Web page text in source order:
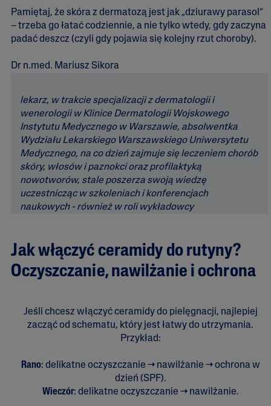
Pamiętaj, że skóra z dermatozą jest jak „dziurawy parasol”
– trzeba go łatać codziennie, a nie tylko wtedy, gdy zaczyna
padać deszcz (czyli gdy pojawia się kolejny rzut choroby).
Dr n.med. Mariusz Sikora
lekarz, w trakcie specjalizacji z dermatologii i
wenerologii w Klinice Dermatologii Wojskowego
Instytutu Medycznego w Warszawie, absolwentka
Wydziału Lekarskiego Warszawskiego Uniwersytetu
Medycznego, na co dzień zajmuje się leczeniem chorób
skóry, włosów i paznokci oraz profilaktyką
nowotworów, stale poszerza swoją wiedzę
uczestnicząc w szkoleniach i konferencjach
naukowych - również w roli wykładowcy
Jak włączyć ceramidy do rutyny?
Oczyszczanie, nawilżanie i ochrona
Jeśli chcesz włączyć ceramidy do pielęgnacji, najlepiej
zacząć od schematu, który jest łatwy do utrzymania.
Przykład:
Rano: delikatne oczyszczanie → nawilżanie → ochrona w
dzień (SPF).
Wieczór: delikatne oczyszczanie → nawilżanie.